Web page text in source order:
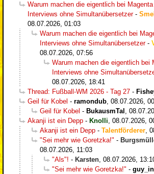
Warum machen die eigentlich bei
Interviews ohne Simultanübersetzer-
08.07.2026, 01:03
Warum machen die eigentlich bei
Interviews ohne Simultanübersetzer-
08.07.2026, 07:56
Warum machen die eigentlich bei
Interviews ohne
08.07.2026, 18:41
Thread: Fußball-WM 2026 - Tag 27 -
Geil für Kobel - ramondub, 08.07.2026,
Geil für Kobel - BukausmTal ,
Akanji ist ein Depp - Knolli, 08.07.2026,
Akanji ist ein Depp - Talentförderer,
"Sei mehr wie Goretzka!" -
08.07.2026, 11:03
"Als"! - Karsten, 08.07.2026,
"Sei mehr wie Goretzka!" -